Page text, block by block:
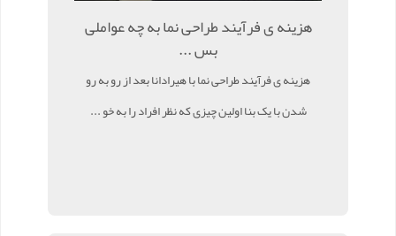
هزینه ی فرآیند طراحی نما به چه عواملی
بس ...
هزینه ی فرآیند طراحی نما با هیرادانا بعد از رو به رو
شدن با یک بنا اولین چیزی که نظر افراد را به خو ...